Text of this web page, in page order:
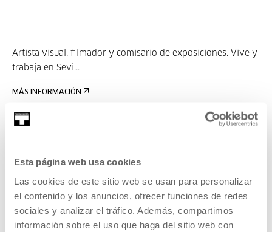
Esta página web usa cookies
Las cookies de este sitio web se usan para personalizar
el contenido y los anuncios, ofrecer funciones de redes
sociales y analizar el tráfico. Además, compartimos
información sobre el uso que haga del sitio web con
Artista visual, filmador y comisario de exposiciones. Vive y
trabaja en Sevi...
MÁS INFORMACIÓN
Isabel Herguera es animadora, directora y productora de
anima...
MÁS INFORMACIÓN